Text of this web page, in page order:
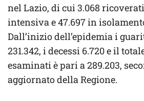
nel Lazio, di cui 3.068
intensiva e 47.697 in
Dall’inizio dell’epidemia i
231.342, i decessi 6.720 e il
esaminati è pari a 289.203,
aggiornato della Regione.